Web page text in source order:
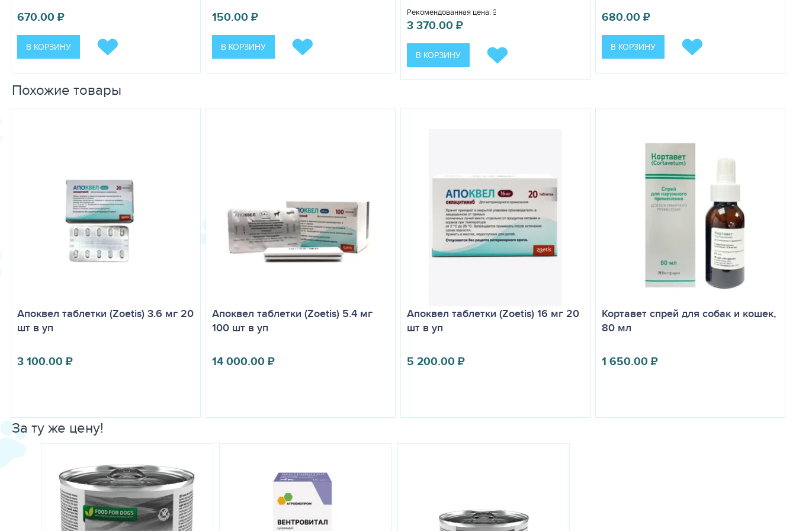
С осторожностью под контролем ветеринарного врача проводят лечение у беременных и кормящих самок.
УСЛОВИЯ ХРАНЕНИЯ
В сухом, защищенном от прямых солнечных лучей и недоступном для детей и животных месте, отдельно от пищевых продуктов и кормов при температуре от 0 до 25 °C. Срок годности — 2 года.
670.00₽
В КОРЗИНУ
150.00₽
В КОРЗИНУ
Рекомендованная цена: 3 700.00
3 370.00₽
В КОРЗИНУ
680.00₽
В КОРЗИНУ
Похожие товары
Апоквел таблетки (Zoetis) 3.6 мг 20
шт в уп
3 100.00₽
Апоквел таблетки (Zoetis) 5.4 мг
100 шт в уп
14 000.00₽
Апоквел таблетки (Zoetis) 16 мг 20
шт в уп
5 200.00₽
Кортавет спрей для собак и кошек,
80 мл
1 650.00₽
За ту же цену!